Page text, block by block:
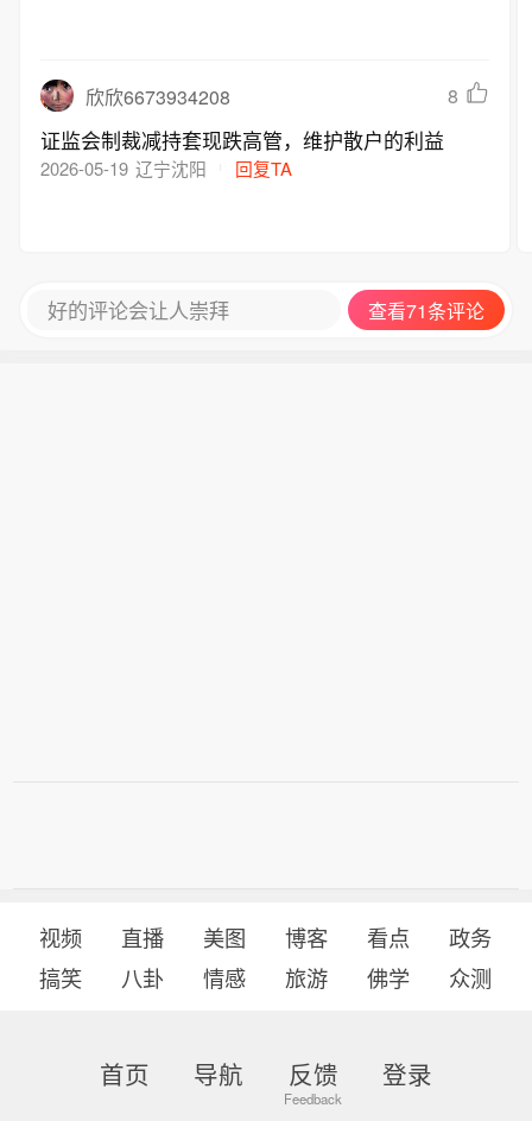
欣欣6673934208 8
证监会制裁减持套现跌高管，维护散户的利益
2026-05-19 辽宁沈阳 回复TA
好的评论会让人崇拜 查看71条评论
视频 直播 美图 博客 看点
政务
搞笑
八卦 情感 旅游 佛学 众测
首页 导航 反馈 登录